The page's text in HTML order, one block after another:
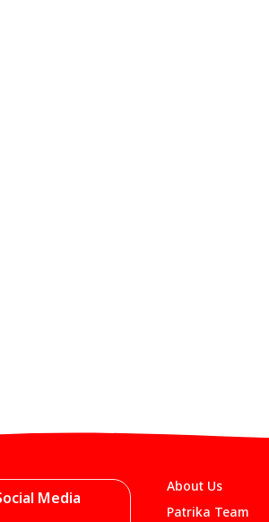
Media
About Us
Patrika Team